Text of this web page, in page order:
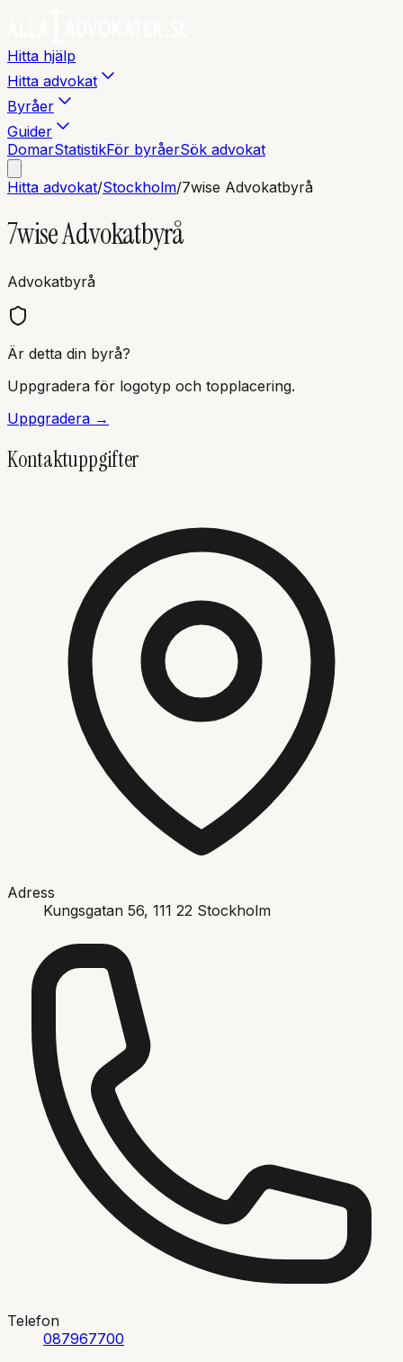
Hitta hjälp
Hitta advokat
Byråer
Guider
DomarStatistikFör byråerSök advokat
Hitta advokat/Stockholm/7wise Advokatbyrå
7wise Advokatbyrå
Advokatbyrå
Är detta din byrå?
Uppgradera för logotyp och topplacering.
Uppgradera →
Kontaktuppgifter
Adress
Kungsgatan 56, 111 22 Stockholm
Telefon
087967700